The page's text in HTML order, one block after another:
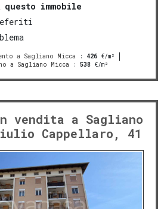
questo immobile
a Sagliano Micca : 426 €/m²
a Sagliano Micca : 538 €/m²
vendita a Sagliano
Cappellaro, 41